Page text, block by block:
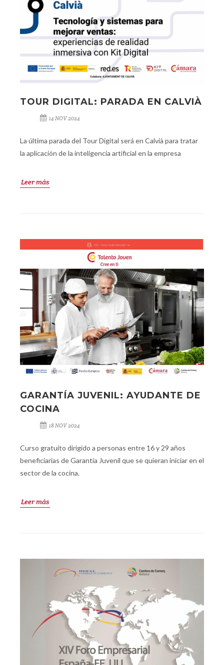
TOUR DIGITAL: PARADA EN CALVIÀ
14 NOV 2024
La última parada del Tour Digital será en Calvià para tratar
la aplicación de la inteligencia artificial en la empresa
Leer más
GARANTÍA JUVENIL: AYUDANTE DE
COCINA
18 NOV 2024
Curso gratuito dirigido a personas entre 16 y 29 años
beneficiarias de Garantía Juvenil que se quieran iniciar en el
sector de la cocina.
Leer más